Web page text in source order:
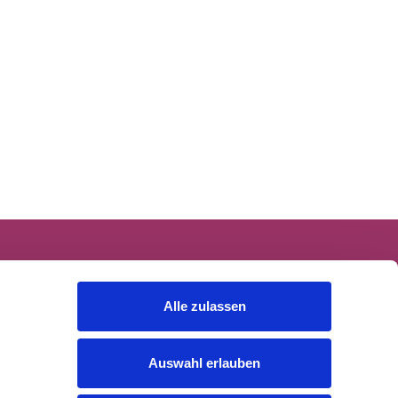
Alle zulassen
Auswahl erlauben